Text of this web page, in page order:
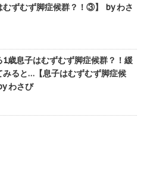
むずむず脚症候群？！③】 by わさ
1歳息子はむずむず脚症候群？！緩
みると…【息子はむずむず脚症候
わさび